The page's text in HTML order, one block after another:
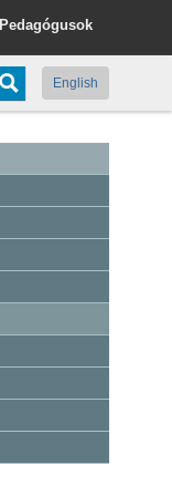
Pedagógusok
English